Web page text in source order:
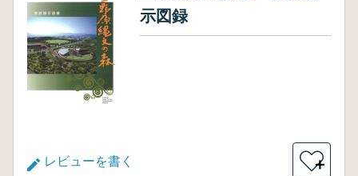
示図録
レビューを書く ＋